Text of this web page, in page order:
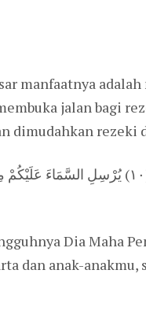
manfaatnya
jalan bagi
dimudahkan rezeki
Dia Maha
dan anak-